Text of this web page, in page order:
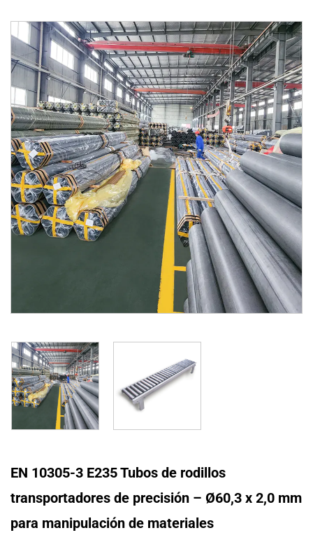
Contacto
EN 10305-3 E235 Tubos de rodillos
transportadores de precisión – Ø60,3 x 2,0 mm
para manipulación de materiales